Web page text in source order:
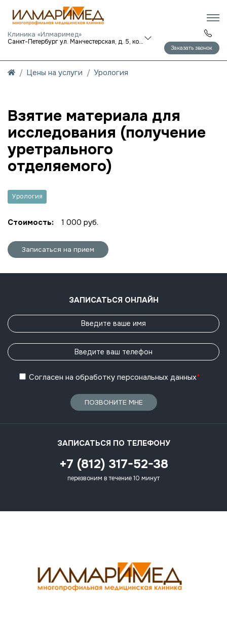
Клиника «Илмаримед»
Санкт-Петербург ул. Манчестерская, д. 5, корп. 1
Заказать звонок
Цены на услуги Урология
Взятие материала для
исследования (получение
уретрального
отделяемого)
Урология
Стоимость: 1 000 руб.
Записаться на прием
ЗАПИСАТЬСЯ ОНЛАЙН
Согласен на обработку персональных данных*
ПОЗВОНИТЕ МНЕ
ЗАПИСАТЬСЯ ПО ТЕЛЕФОНУ
+7 (812) 317-52-38
перезвоним в течение 10 минут